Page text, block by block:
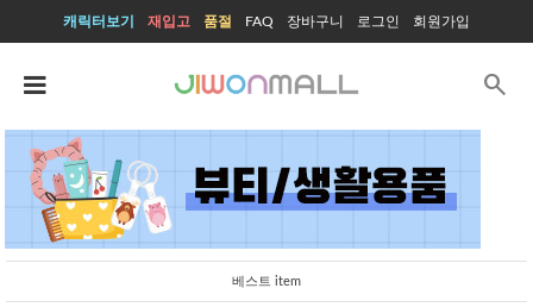
캐릭터보기 재입고 품절 FAQ 장바구니 로그인 회원가입
search
베스트 item